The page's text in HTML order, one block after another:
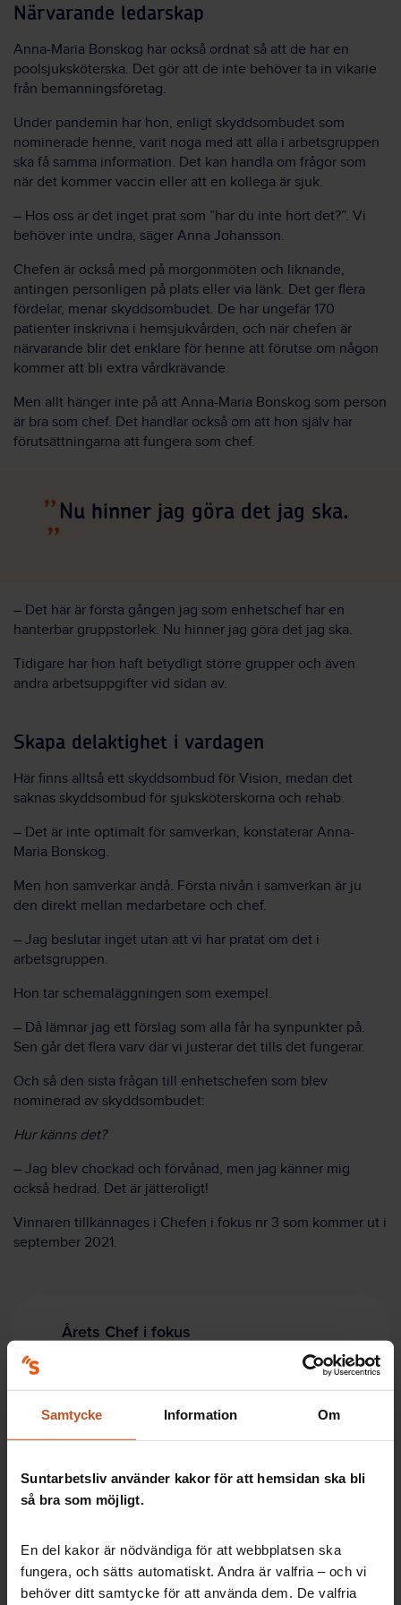
Samtycke Information Om
Suntarbetsliv använder kakor för att hemsidan ska bli
så bra som möjligt.
En del kakor är nödvändiga för att webbplatsen ska
fungera, och sätts automatiskt. Andra är valfria – och vi
behöver ditt samtycke för att använda dem. De valfria
Närvarande ledarskap
Anna-Maria Bonskog har också ordnat så att de har en
poolsjuksköterska. Det gör att de inte behöver ta in vikarie
från bemanningsföretag.
Under pandemin har hon, enligt skyddsombudet som
nominerade henne, varit noga med att alla i arbetsgruppen
ska få samma information. Det kan handla om frågor som
när det kommer vaccin eller att en kollega är sjuk.
– Hos oss är det inget prat som ”har du inte hört det?”. Vi
behöver inte undra, säger Anna Johansson.
Chefen är också med på morgonmöten och liknande,
antingen personligen på plats eller via länk. Det ger flera
fördelar, menar skyddsombudet. De har ungefär 170
patienter inskrivna i hemsjukvården, och när chefen är
närvarande blir det enklare för henne att förutse om någon
kommer att bli extra vårdkrävande.
Men allt hänger inte på att Anna-Maria Bonskog som person
är bra som chef. Det handlar också om att hon själv har
förutsättningarna att fungera som chef.
Nu hinner jag göra det jag ska.
– Det här är första gången jag som enhetschef har en
hanterbar gruppstorlek. Nu hinner jag göra det jag ska.
Tidigare har hon haft betydligt större grupper och även
andra arbetsuppgifter vid sidan av.
Skapa delaktighet i vardagen
Här finns alltså ett skyddsombud för Vision, medan det
saknas skyddsombud för sjuksköterskorna och rehab.
– Det är inte optimalt för samverkan, konstaterar Anna-
Maria Bonskog.
Men hon samverkar ändå. Första nivån i samverkan är ju
den direkt mellan medarbetare och chef.
– Jag beslutar inget utan att vi har pratat om det i
arbetsgruppen.
Hon tar schemaläggningen som exempel.
– Då lämnar jag ett förslag som alla får ha synpunkter på.
Sen går det flera varv där vi justerar det tills det fungerar.
Och så den sista frågan till enhetschefen som blev
nominerad av skyddsombudet:
Hur känns det?
– Jag blev chockad och förvånad, men jag känner mig
också hedrad. Det är jätteroligt!
Vinnaren tillkännages i Chefen i fokus nr 3 som kommer ut i
september 2021.
Årets Chef i fokus
Ett ledarskapspris som delas ut av Visions tidning
Chefen i fokus. Kriterier för att få priset är bland
vara tydlig och coachande
visa tillit till medarbetarna
60 chefer har nominerats och tio av dem har gått
vidare som toppkandidater.